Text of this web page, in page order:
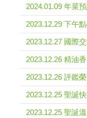
2024.01.09 年菜
2023.12.29 下午
2023.12.27 國際
2023.12.26 精油
2023.12.26 評鑑
2023.12.25 聖誕
2023.12.25 聖誕